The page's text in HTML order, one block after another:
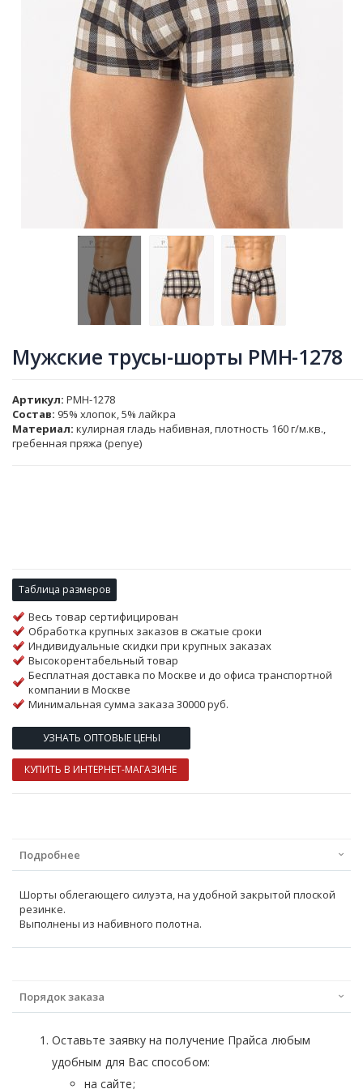
Мужские трусы-шорты PMH-1278
Артикул PMH-1278
Состав: 95% хлопок, 5% лайкра
Материал: кулирная гладь набивная, плотность 160 г/м.кв.,
гребенная пряжа (penye)
Таблица размеров
Весь товар сертифицирован
Обработка крупных заказов в сжатые сроки
Индивидуальные скидки при крупных заказах
Высокорентабельный товар
Бесплатная доставка по Москве и до офиса транспортной
компании в Москве
Минимальная сумма заказа 30000 руб.
УЗНАТЬ ОПТОВЫЕ ЦЕНЫ
КУПИТЬ В ИНТЕРНЕТ-МАГАЗИНЕ
Подробнее
Шорты облегающего силуэта, на удобной закрытой плоской
резинке.
Выполнены из набивного полотна.
Порядок заказа
Оставьте заявку на получение Прайса любым
удобным для Вас способом:
на сайте;